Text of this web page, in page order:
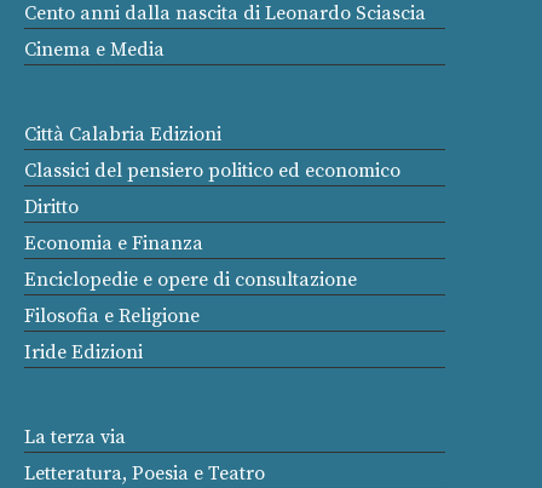
Cento anni dalla nascita di Leonardo Sciascia
Cinema e Media
Città Calabria Edizioni
Classici del pensiero politico ed economico
Diritto
Economia e Finanza
Enciclopedie e opere di consultazione
Filosofia e Religione
Iride Edizioni
La terza via
Letteratura, Poesia e Teatro